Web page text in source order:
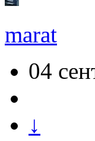
marat
04
↓